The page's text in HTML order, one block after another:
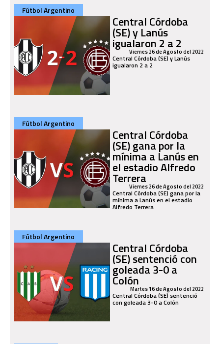
Fútbol Argentino
Central Córdoba
(SE) y Lanús
igualaron 2 a 2
Viernes 26 de Agosto del 2022
Central Córdoba (SE) y Lanús
igualaron 2 a 2
Fútbol Argentino
Central Córdoba
(SE) gana por la
mínima a Lanús en
el estadio Alfredo
TerreraViernes 26 de Agosto del 2022
Central Córdoba (SE) gana por la
mínima a Lanús en el estadio
Alfredo Terrera
Fútbol Argentino
Central Córdoba
(SE) sentenció con
goleada 3-0 a
ColónMartes 16 de Agosto del 2022
Central Córdoba (SE) sentenció
con goleada 3-0 a Colón